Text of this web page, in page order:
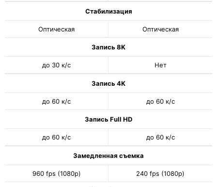
Стабилизация
Оптическая Оптическая
Запись 8K
до 30 к/с Нет
Запись 4K
до 60 к/с до 60 к/с
Запись Full HD
до 60 к/с до 60 к/с
Замедленная съемка
960 fps (1080p) 240 fps (1080p)